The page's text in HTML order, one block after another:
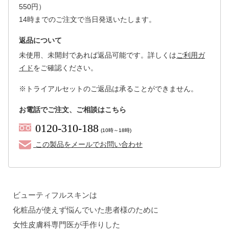
550円）
14時までのご注文で当日発送いたします。
返品について
未使用、未開封であれば返品可能です。詳しくはご利用ガ
イドをご確認ください。
※トライアルセットのご返品は承ることができません。
お電話でご注文、ご相談はこちら
0120-310-188 (10時～18時)
この製品をメールでお問い合わせ
ビューティフルスキンは
化粧品が使えず悩んでいた患者様のために
女性皮膚科専門医が手作りした